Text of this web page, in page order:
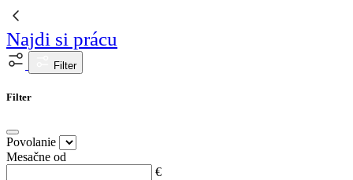
Najdi si prácu
Filter
Filter
Povolanie
Mesačne od
€